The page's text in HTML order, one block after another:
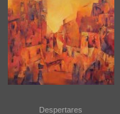
Despertares